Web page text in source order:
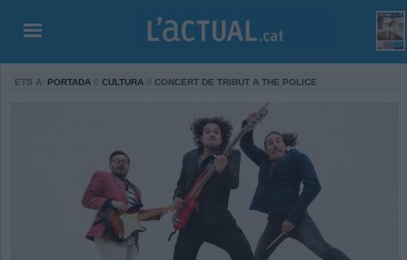
ETS A: PORTADA // CULTURA // CONCERT DE TRIBUT A THE POLICE